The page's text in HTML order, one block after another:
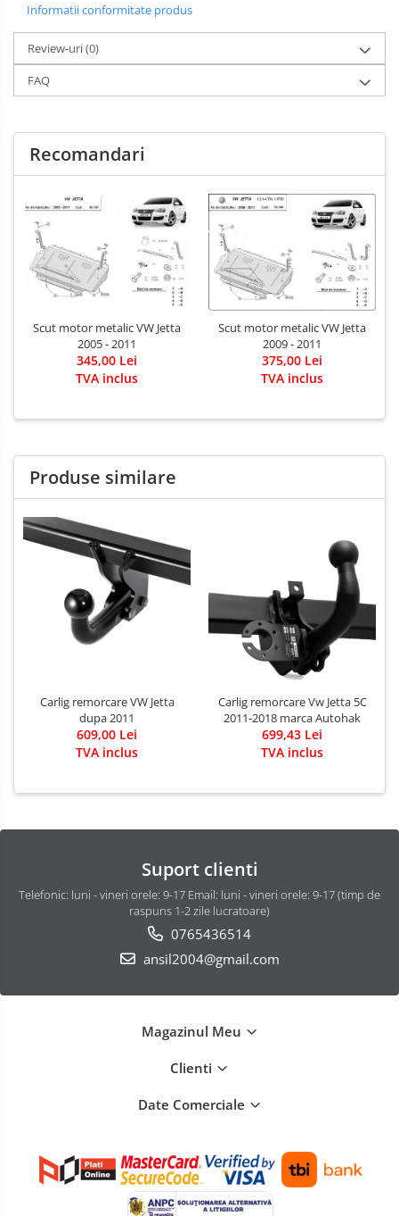
Informatii conformitate produs
Review-uri(0)
FAQ
Recomandari
Scut motor metalic VW Jetta
2005 - 2011
345,00 Lei
TVA inclus
Scut motor metalic VW Jetta
2009 - 2011
375,00 Lei
TVA inclus
Produse similare
Carlig remorcare VW Jetta
dupa 2011
609,00 Lei
TVA inclus
Carlig remorcare Vw Jetta 5C
2011-2018 marca Autohak
699,43 Lei
TVA inclus
Suport clienti
Telefonic: luni - vineri orele: 9-17 Email: luni - vineri orele: 9-17 (timp de
raspuns 1-2 zile lucratoare)
0765436514
ansil2004@gmail.com
Magazinul Meu
Clienti
Date Comerciale